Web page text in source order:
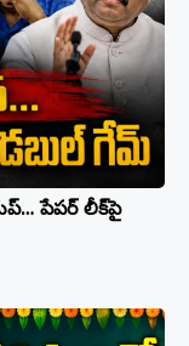
పేపర్ లీక్‌పై